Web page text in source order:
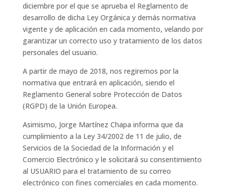
diciembre por el que se aprueba el Reglamento de
desarrollo de dicha Ley Orgánica y demás normativa
vigente y de aplicación en cada momento, velando por
garantizar un correcto uso y tratamiento de los datos
personales del usuario.
A partir de mayo de 2018, nos regiremos por la
normativa que entrará en aplicación, siendo el
Reglamento General sobre Protección de Datos
(RGPD) de la Unión Europea.
Asimismo, Jorge Martínez Chapa informa que da
cumplimiento a la Ley 34/2002 de 11 de julio, de
Servicios de la Sociedad de la Información y el
Comercio Electrónico y le solicitará su consentimiento
al USUARIO para el tratamiento de su correo
electrónico con fines comerciales en cada momento.